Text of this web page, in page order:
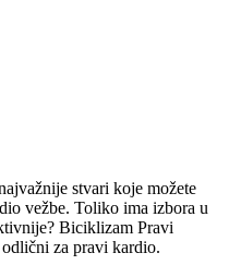
stvari koje možete
vežbe. Toliko ima izbora u
Biciklizam Pravi
za pravi kardio.